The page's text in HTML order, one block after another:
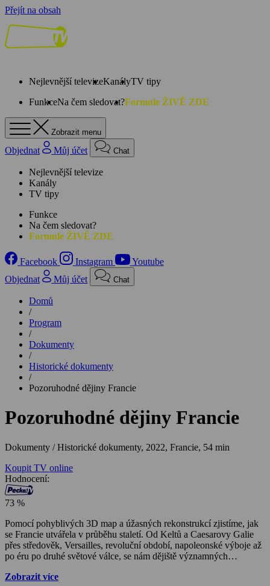
Přejít na obsah
Nejlevnější televizeKanályTV tipy
FunkceNa čem sledovat?Formule ŽIVĚ ZDE
Zobrazit menu
Objednat Můj účet Chat
Nejlevnější televize
Kanály
TV tipy
Funkce
Na čem sledovat?
Formule ŽIVĚ ZDE
Facebook Instagram
Youtube
Objednat
Můj účet Chat
Domů
/
Program
/
Dokumenty
/
Historické dokumenty
/
Pozoruhodné dějiny Francie
Pozoruhodné dějiny Francie
Dokumenty / Historické dokumenty, 2022, Francie, 54 min
Koupit TV online
Hodnocení:
73 %
Pomocí pohyblivých 3D map a úžasných rekonstrukcí zjistíme, jak
se Francie utvářela v průběhu staletí. Od Keltů a Caesarovy Galie
přes středověk, Versailles, revoluční období, napoleonské výboje až
po éru po druhé světové válce, se nám dějiště významných
dobových obrazů. Budeme svědky toho, jak velké historické
Zobrazit více